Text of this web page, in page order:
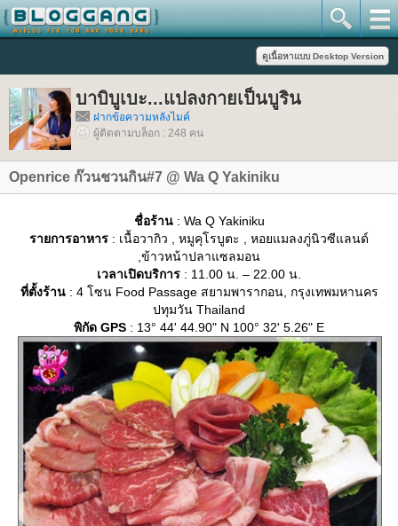
บาบิบูเบะ...แปลงกายเป็นบูริน
ฝากข้อความหลังไมค์
ผู้ติดตามบล็อก : 248 คน
Openrice ก๊วนชวนกิน#7 @ Wa Q Yakiniku
ชื่อร้าน: Wa Q Yakiniku
รายการอาหาร : เนื้อวากิว , หมูคุโรบูตะ , หอยแมลงภู่นิวซีแลนด์
,ข้าวหน้าปลาแซลมอน
เวลาเปิดบริการ : 11.00 น. – 22.00 น.
ที่ตั้งร้าน: 4 โซน Food Passage สยามพารากอน, กรุงเทพมหานคร
ปทุมวัน Thailand
พิกัด GPS : 13° 44' 44.90" N 100° 32' 5.26" E